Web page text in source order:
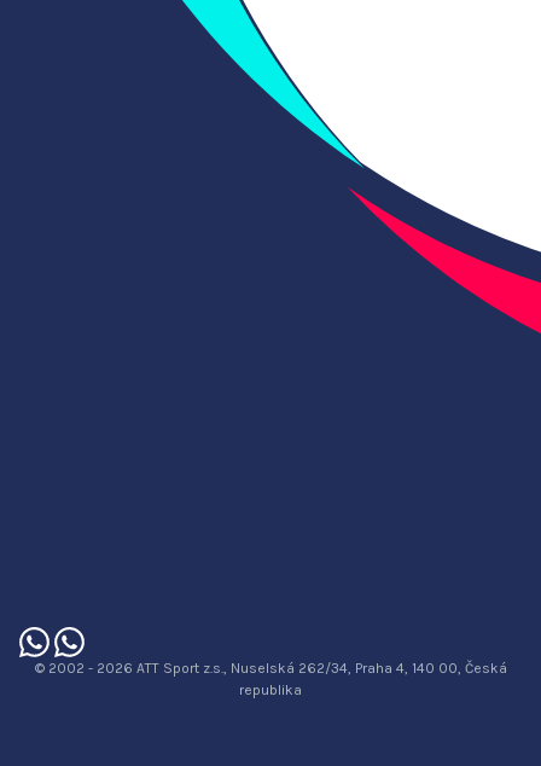
© 2002 - 2026 ATT Sport z.s., Nuselská 262/34, Praha 4, 140 00, Česká
republika